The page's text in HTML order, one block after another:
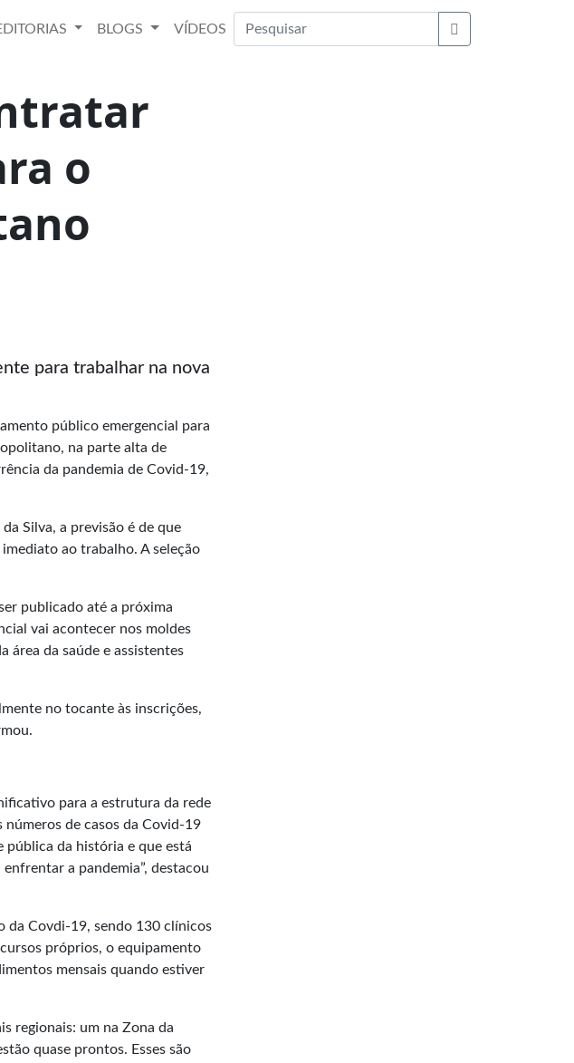
BLOGS
VÍDEOS
Buscar
o
para trabalhar na nova
público emergencial para
na parte alta de
da pandemia de Covid-19,
Silva, a previsão é de que
ao trabalho. A seleção
publicado até a próxima
vai acontecer nos moldes
área da saúde e assistentes
no tocante às inscrições,
para a estrutura da rede
números de casos da Covid-19
pública da história e que está
a pandemia”, destacou
Covdi-19, sendo 130 clínicos
próprios, o equipamento
mensais quando estiver
regionais: um na Zona da
quase prontos. Esses são